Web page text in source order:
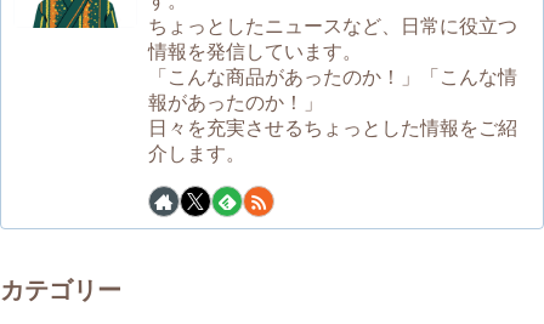
ちょっとしたニュースなど、日常に役立つ
情報を発信しています。
「こんな商品があったのか！」「こんな情
報があったのか！」
日々を充実させるちょっとした情報をご紹
介します。
カテゴリー